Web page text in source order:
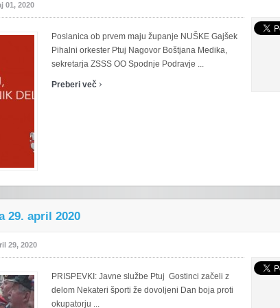
01, 2020
Poslanica ob prvem maju županje NUŠKE Gajšek
Pihalni orkester Ptuj Nagovor Boštjana Medika,
sekretarja ZSSS OO Spodnje Podravje ...
Preberi več ›
29. april 2020
29, 2020
PRISPEVKI: Javne službe Ptuj Gostinci začeli z
delom Nekateri športi že dovoljeni Dan boja proti
okupatorju ...